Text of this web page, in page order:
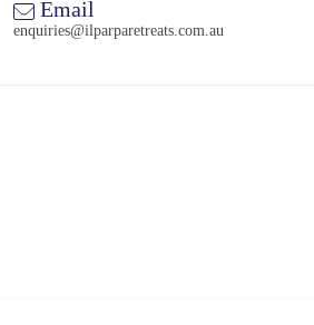
Email
enquiries@ilparparetreats.com.au